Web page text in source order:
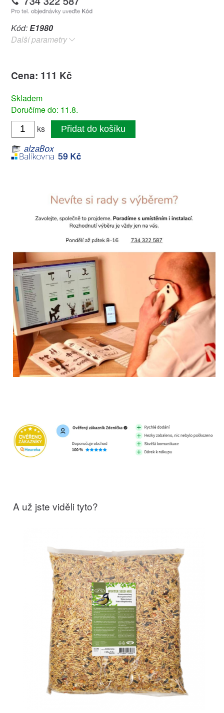
Kód:E1980
Další parametry
Cena: 111 Kč
Skladem
Doručíme do: 11.8.
ks
Přidat do košíku
A už jste viděli tyto?